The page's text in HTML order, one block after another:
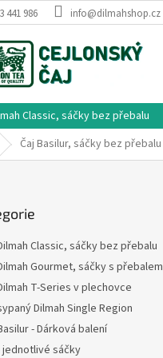
441 986 info@dilmahshop.cz
Classic, sáčky bez přebalu
Čaj Basilur, sáčky bez přebalu
Classic, sáčky bez přebalu
Gourmet, sáčky s přebalem
T-Series v plechovce
Dilmah Single Region
- Dárková balení
jednotlivé sáčky